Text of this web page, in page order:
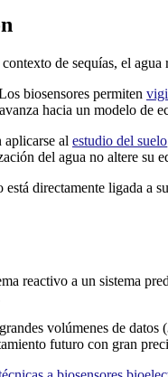
de sequías, el
biosensores permiten
hacia un modelo de
aplicarse al estudio del suelo
del agua no altere su
directamente ligada
reactivo a un sistema
volúmenes de datos (
futuro con gran